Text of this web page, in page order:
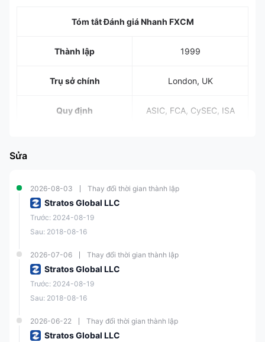
Tóm tắt Đánh giá Nhanh FXCM
Thành lập 1999
Trụ sở chính London, UK
Quy định ASIC, FCA, CySEC, ISA
Yêu cầu Tiền gửi Tối
thiểu
Đòn bẩy
Chênh lệch EUR/USD
Nền tảng Giao dịch
TradingView Pro, MT4,
Capitalise AI
Sửa
2026-08-03 Thay đổi thời gian thành lập
Stratos Global LLC
Trước: 2024-08-19
Sau: 2018-08-16
2026-07-06 Thay đổi thời gian thành lập
Stratos Global LLC
Trước: 2024-08-19
Sau: 2018-08-16
2026-06-22 Thay đổi thời gian thành lập
Stratos Global LLC